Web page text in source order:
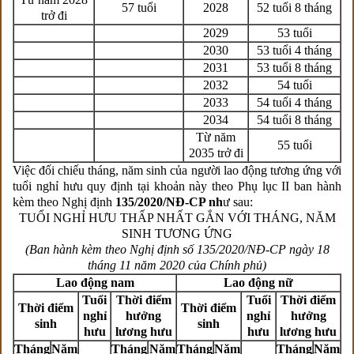
trở đi
57 tuổi 2028
52 tuổi 8 tháng
2029
53 tuổi
2030
53 tuổi 4 tháng
2031
53 tuổi 8 tháng
2032
54 tuổi
2033
54 tuổi 4 tháng
2034
54 tuổi 8 tháng
Từ năm
2035 trở đi
55 tuổi
Việc đối chiếu tháng, năm sinh của người lao động tương ứng với
tuổi nghỉ hưu quy định tại khoản này theo Phụ lục II ban hành
kèm theo Nghị định 135/2020/NĐ-CP như sau:
TUỔI NGHỈ HƯU THẤP NHẤT GẮN VỚI THÁNG, NĂM
SINH TƯƠNG ỨNG
(Ban hành kèm theo Nghị định số 135/2020/NĐ-CP ngày 18
tháng 11 năm 2020 của Chính phủ)
Lao động nam
Lao động nữ
Thời điểm
sinh
Tuổi
nghỉ
hưu
Thời điểm
hưởng
lương hưu
Thời điểm
sinh
Tuổi
nghỉ
hưu
Thời điểm
hưởng
lương hưu
ThángNăm ThángNămThángNăm ThángNăm